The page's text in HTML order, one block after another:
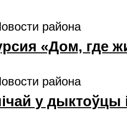
района
«Дом, где
района
у